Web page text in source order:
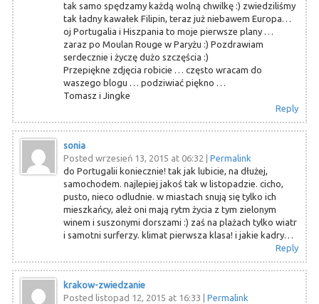
tak samo spędzamy każdą wolną chwilkę :) zwiedziliśmy
tak ładny kawałek Filipin, teraz już niebawem Europa…
oj Portugalia i Hiszpania to moje pierwsze plany …
zaraz po Moulan Rouge w Paryżu :) Pozdrawiam
serdecznie i życzę dużo szczęścia :)
Przepiękne zdjęcia robicie … często wracam do
waszego blogu … podziwiać piękno …
Tomasz i Jingke
Reply
sonia
Posted wrzesień 13, 2015 at 06:32
Permalink
do Portugalii koniecznie! tak jak lubicie, na dłużej,
samochodem. najlepiej jakoś tak w listopadzie. cicho,
pusto, nieco odludnie. w miastach snują się tylko ich
mieszkańcy, ależ oni mają rytm życia z tym zielonym
winem i suszonymi dorszami :) zaś na plażach tylko wiatr
i samotni surferzy. klimat pierwsza klasa! i jakie kadry…
Reply
krakow-zwiedzanie
Posted listopad 12, 2015 at 16:33
Permalink